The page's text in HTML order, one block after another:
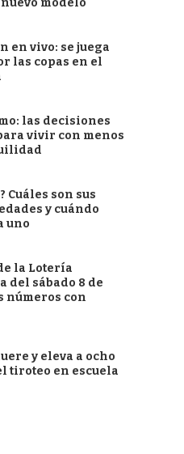
modelo
en vivo: se juega
las copas en el
las decisiones
vivir con menos
Cuáles son sus
y cuándo
uno
la Lotería
del sábado 8 de
números con
y eleva a ocho
tiroteo en escuela